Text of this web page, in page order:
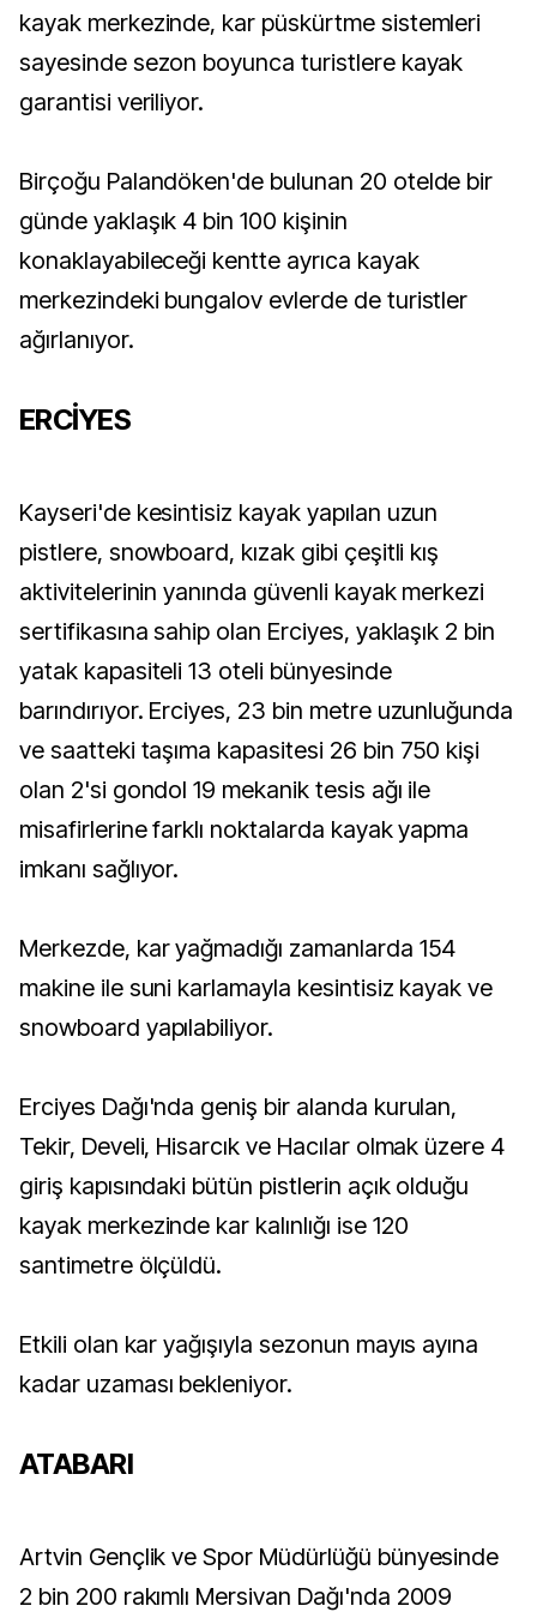
kayak merkezinde, kar püskürtme sistemleri
sayesinde sezon boyunca turistlere kayak
garantisi veriliyor.
Birçoğu Palandöken'de bulunan 20 otelde bir
günde yaklaşık 4 bin 100 kişinin
konaklayabileceği kentte ayrıca kayak
merkezindeki bungalov evlerde de turistler
ağırlanıyor.
ERCİYES
Kayseri'de kesintisiz kayak yapılan uzun
pistlere, snowboard, kızak gibi çeşitli kış
aktivitelerinin yanında güvenli kayak merkezi
sertifikasına sahip olan Erciyes, yaklaşık 2 bin
yatak kapasiteli 13 oteli bünyesinde
barındırıyor. Erciyes, 23 bin metre uzunluğunda
ve saatteki taşıma kapasitesi 26 bin 750 kişi
olan 2'si gondol 19 mekanik tesis ağı ile
misafirlerine farklı noktalarda kayak yapma
imkanı sağlıyor.
Merkezde, kar yağmadığı zamanlarda 154
makine ile suni karlamayla kesintisiz kayak ve
snowboard yapılabiliyor.
Erciyes Dağı'nda geniş bir alanda kurulan,
Tekir, Develi, Hisarcık ve Hacılar olmak üzere 4
giriş kapısındaki bütün pistlerin açık olduğu
kayak merkezinde kar kalınlığı ise 120
santimetre ölçüldü.
Etkili olan kar yağışıyla sezonun mayıs ayına
kadar uzaması bekleniyor.
ATABARI
Artvin Gençlik ve Spor Müdürlüğü bünyesinde
2 bin 200 rakımlı Mersivan Dağı'nda 2009